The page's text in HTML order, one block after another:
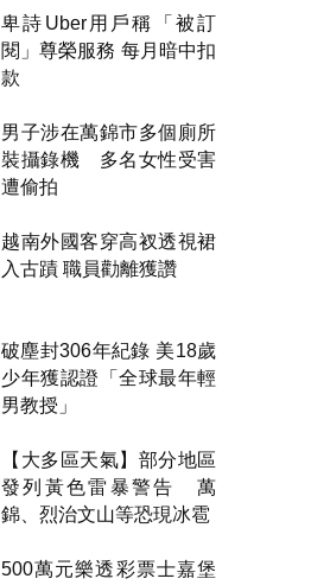
卑詩Uber用戶稱「被訂
閱」尊榮服務 每月暗中扣
款
男子涉在萬錦市多個廁所
裝攝錄機 多名女性受害
遭偷拍
越南外國客穿高衩透視裙
入古蹟 職員勸離獲讚
破塵封306年紀錄 美18歲
少年獲認證「全球最年輕
男教授」
【大多區天氣】部分地區
發列黃色雷暴警告 萬
錦、烈治文山等恐現冰雹
500萬元樂透彩票士嘉堡